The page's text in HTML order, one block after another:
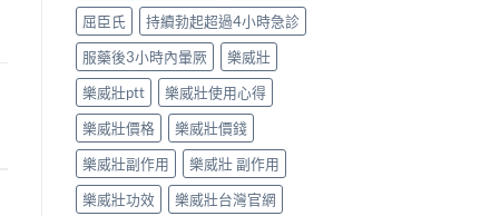
屈臣氏
持續勃起超過4小時急診
服藥後3小時內暈厥
樂威壯
樂威壯ptt
樂威壯使用心得
樂威壯價格
樂威壯價錢
樂威壯副作用
樂威壯 副作用
樂威壯功效
樂威壯台灣官網